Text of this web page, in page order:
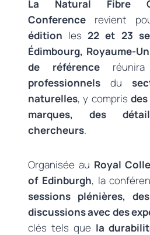
La Natural Fibre
Conference revient
édition les22 et 23
Édimbourg, Royaume-
de référenceréunira
professionnels du
naturelles, y compris
marques, des
chercheurs.
Organisée au Royal
of Edinburgh, la
sessions plénières,
discussions avec des
clés tels que la